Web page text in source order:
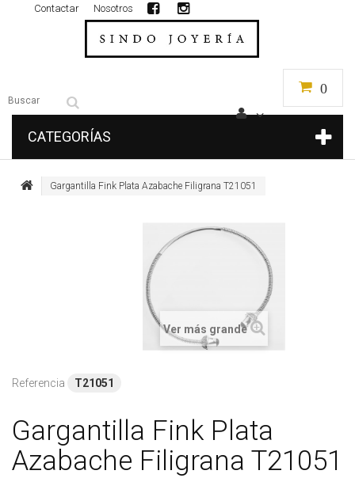
0
Nosotros
Contactar
CATEGORÍAS
Gargantilla Fink Plata Azabache Filigrana T21051
Ver más grande
Referencia T21051
Gargantilla Fink Plata
Azabache Filigrana T21051